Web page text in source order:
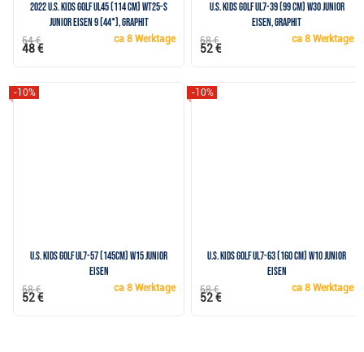
2022 U.S. Kids Golf UL45 (114 cm) WT25-s
Junior Eisen 9 (44°), Graphit
ca8 Werktage
54 €
48 €
U.S. Kids Golf UL7-39 (99 cm) W30 Junior
Eisen, Graphit
ca8 Werktage
58 €
52 €
U.S. Kids Golf UL7-57 (145cm) W15 Junior
Eisen
-10%
ca8 Werktage
58 €
52 €
U.S. Kids Golf UL7-63 (160 cm) W10 Junior
Eisen
-10%
ca8 Werktage
58 €
52 €